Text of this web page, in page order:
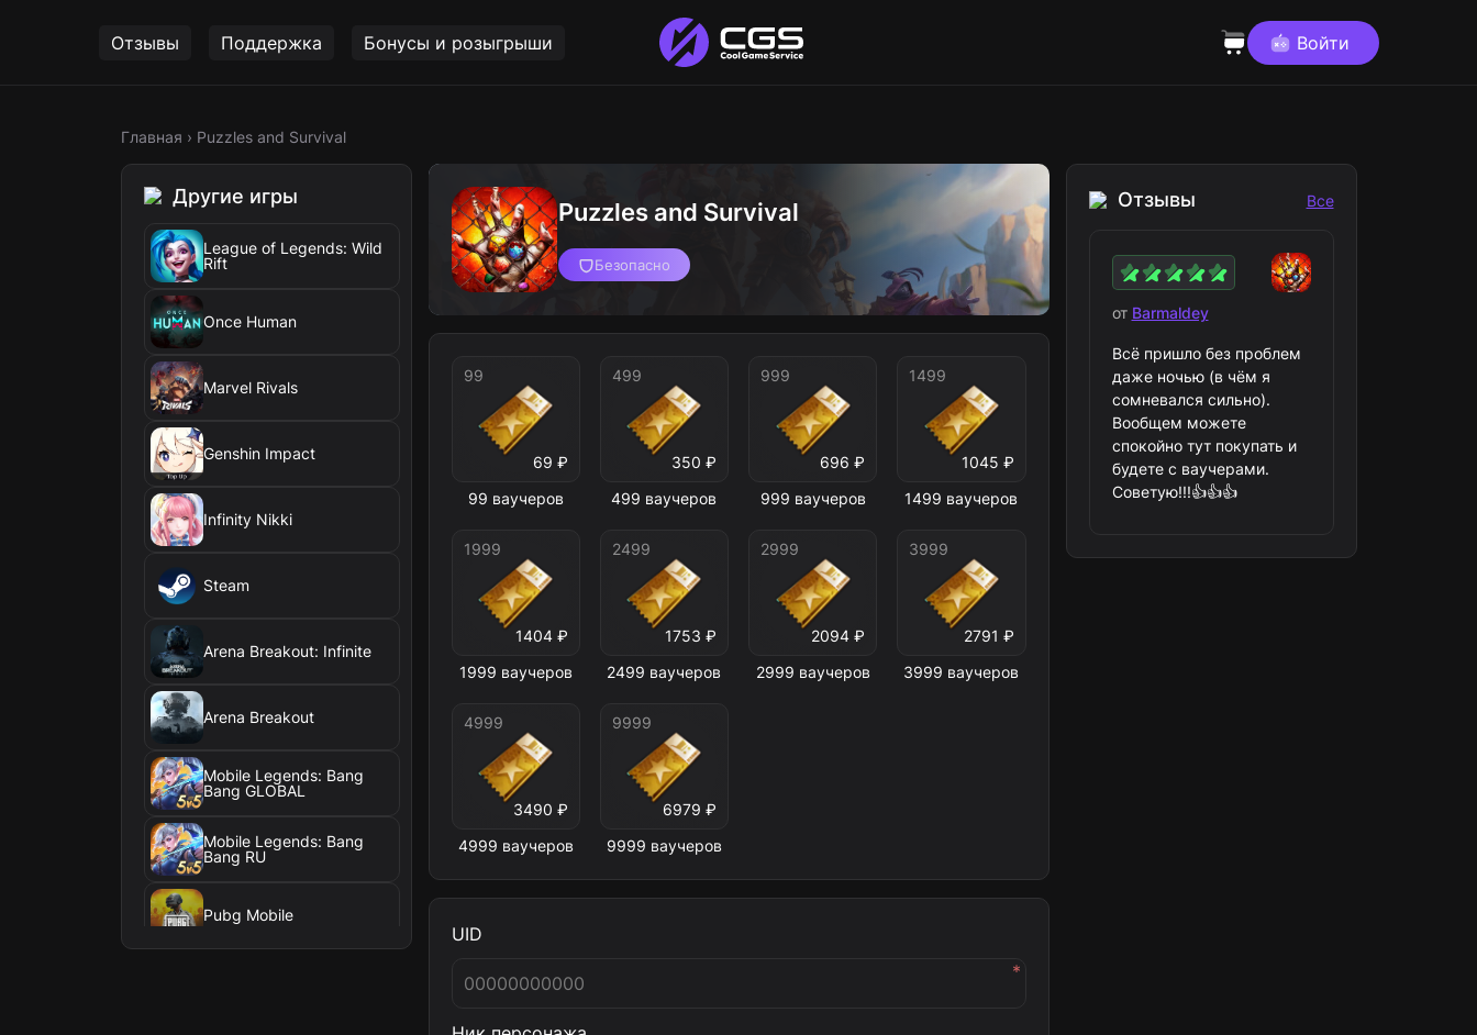
Отзывы Поддержка Бонусы и розыгрыши Войти
Главная › Puzzles and Survival
Другие игры
League of Legends: Wild
Rift
Once Human
Marvel Rivals
Genshin Impact
Infinity Nikki
Steam
Arena Breakout: Infinite
Arena Breakout
Mobile Legends: Bang
Bang GLOBAL
Mobile Legends: Bang
Bang RU
Pubg Mobile
Puzzles and Survival
Безопасно
69 ₽
99
99 ваучеров
350 ₽
499
499 ваучеров
696 ₽
999
999 ваучеров
1045 ₽
1499
1499 ваучеров
1404 ₽
1999
1999 ваучеров
1753 ₽
2499
2499 ваучеров
2094 ₽
2999
2999 ваучеров
2791 ₽
3999
3999 ваучеров
3490 ₽
4999
4999 ваучеров
6979 ₽
9999
9999 ваучеров
UID
*
Отзывы Все
от Barmaldey
Всё пришло без проблем
даже ночью (в чём я
сомневался сильно).
Вообщем можете
спокойно тут покупать и
будете с ваучерами.
Советую!!!👍👍👍